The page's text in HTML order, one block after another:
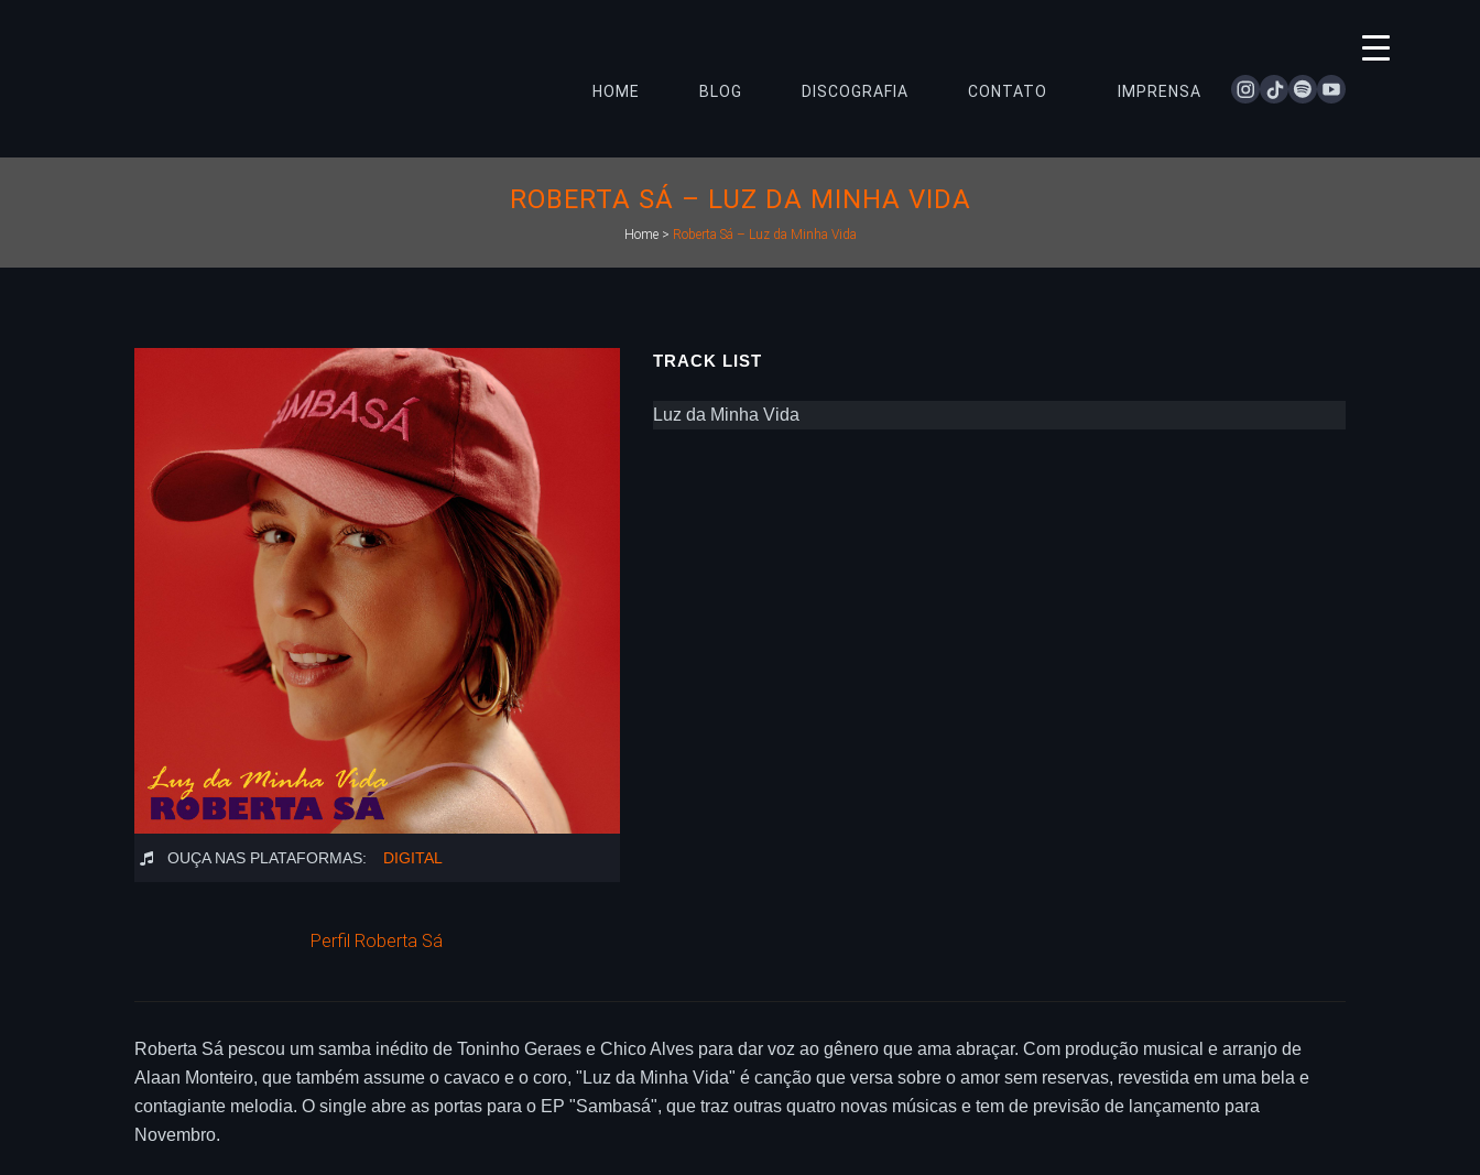
instagram
tiktokspotifyyoutube
HOME BLOG DISCOGRAFIA CONTATO IMPRENSA
ROBERTA SÁ – LUZ DA MINHA VIDA
Home> Roberta Sá – Luz da Minha Vida
OUÇA NAS PLATAFORMAS: DIGITAL
Perfil Roberta Sá
TRACK LIST
Luz da Minha Vida
Roberta Sá pescou um samba inédito de Toninho Geraes e Chico Alves para dar voz ao gênero que ama abraçar. Com produção musical e arranjo de
Alaan Monteiro, que também assume o cavaco e o coro, "Luz da Minha Vida" é canção que versa sobre o amor sem reservas, revestida em uma bela e
contagiante melodia. O single abre as portas para o EP "Sambasá", que traz outras quatro novas músicas e tem de previsão de lançamento para
Novembro.